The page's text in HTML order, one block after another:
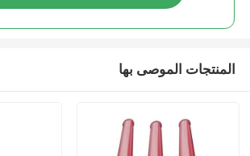
المنتجات الموصى بها